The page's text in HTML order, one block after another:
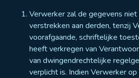
Verwerker zal de gegevens
verstrekken aan derden, tenzij
voorafgaande, schriftelijke
heeft verkregen van
van dwingendrechtelijke
verplicht is. Indien Verwerker op